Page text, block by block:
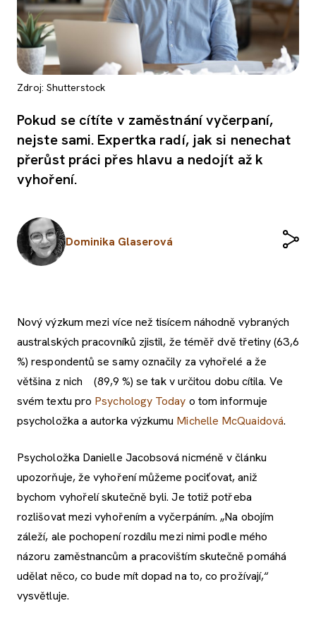
Zdroj: Shutterstock
Pokud se cítíte v zaměstnání vyčerpaní,
nejste sami. Expertka radí, jak si nenechat
přerůst práci přes hlavu a nedojít až k
vyhoření.
Dominika Glaserová
Nový výzkum mezi více než tisícem náhodně vybraných
australských pracovníků zjistil, že téměř dvě třetiny (63,6
%) respondentů se samy označily za vyhořelé a že
většina z nich (89,9 %) se tak v určitou dobu cítila. Ve
svém textu pro Psychology Today o tom informuje
psycholožka a autorka výzkumu Michelle McQuaidová.
Psycholožka Danielle Jacobsová nicméně v článku
upozorňuje, že vyhoření můžeme pociťovat, aniž
bychom vyhořelí skutečně byli. Je totiž potřeba
rozlišovat mezi vyhořením a vyčerpáním. „Na obojím
záleží, ale pochopení rozdílu mezi nimi podle mého
názoru zaměstnancům a pracovištím skutečně pomáhá
udělat něco, co bude mít dopad na to, co prožívají,“
vysvětluje.